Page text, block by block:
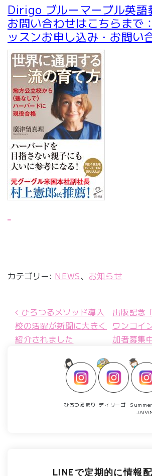
Dirigo ブルーマーブル英語
お問い合わせはこちらまで
ッスンお申し込み・お問い
カテゴリー: NEWS、 お知らせ
投稿ナビゲーション
ひろつるメソッド導入
校の活躍が新聞に大きく
紹介されました
出版記念
ワンコイ
加者募集
ひろつるまり ディリーゴ
LINEで定期的に情報